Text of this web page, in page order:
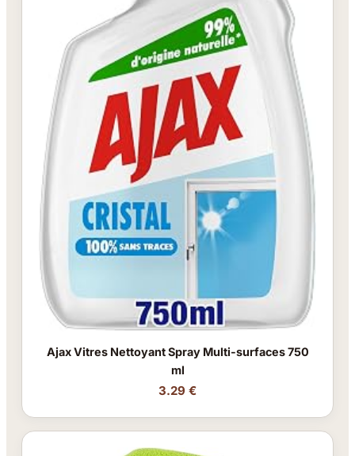
Ajax Vitres Nettoyant Spray Multi-surfaces 750
ml
3.29 €